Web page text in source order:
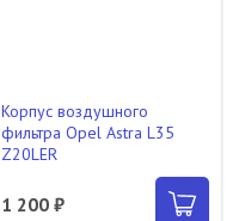
Корпус воздушного
фильтра Opel Astra L35
Z20LER
1 200 ₽